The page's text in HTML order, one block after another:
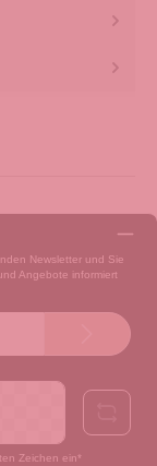
Newsletter und Sie
Angebote informiert
Zeichen ein*